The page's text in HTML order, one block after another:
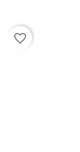
favorite_border